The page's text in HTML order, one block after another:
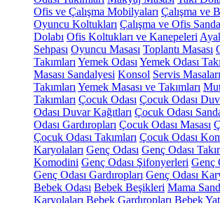
Ofis ve Çalışma Mobilyaları Çalışma ve
Oyuncu Koltukları Çalışma ve Ofis
Dolabı Ofis Koltukları ve Kanepeleri
Sehpası Oyuncu Masası Toplantı Masası
Takımları Yemek Odası Yemek Odası
Masası Sandalyesi Konsol Servis Masaları
Takımları Yemek Masası ve Takımları
Takımları Çocuk Odası Çocuk Odası
Odası Duvar Kağıtları Çocuk Odası
Odası Gardıropları Çocuk Odası Masası
Çocuk Odası Takımları Çocuk Odası
Karyolaları Genç Odası Genç Odası
Komodini Genç Odası Şifonyerleri Genç
Genç Odası Gardıropları Genç Odası
Bebek Odası Bebek Beşikleri Mama
Karyolaları Bebek Gardıropları Bebek